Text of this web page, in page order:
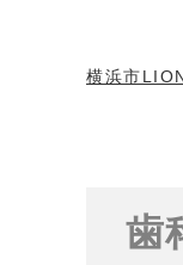
横浜市
歯